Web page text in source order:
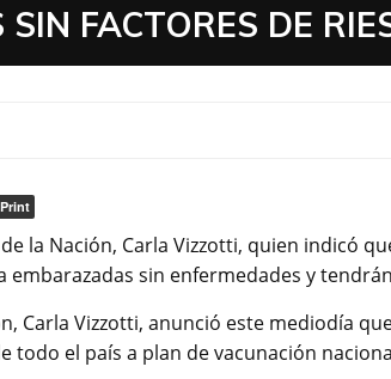
FACTORES DE
Print
la Nación, Carla Vizzotti, quien indicó
embarazadas sin enfermedades y
Carla Vizzotti, anunció este mediodía
todo el país a plan de vacunación